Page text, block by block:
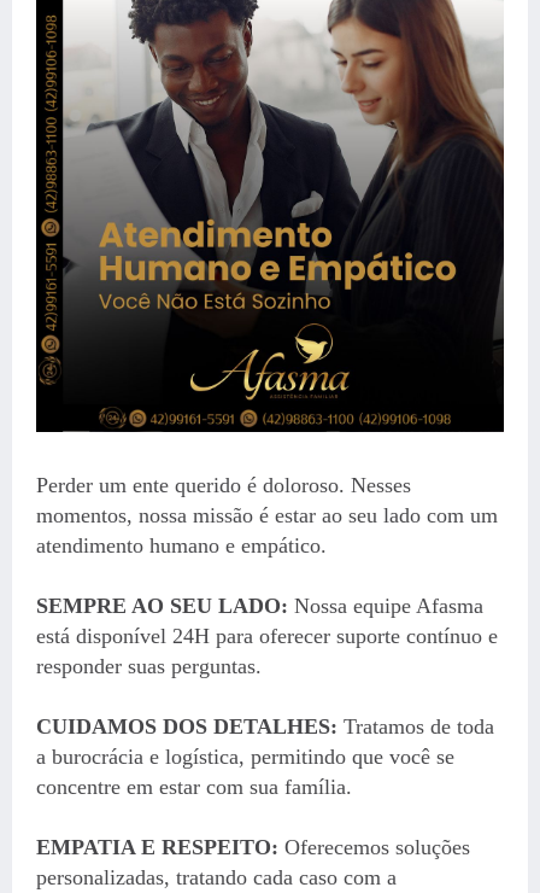
Perder um ente querido é doloroso. Nesses
momentos, nossa missão é estar ao seu lado com um
atendimento humano e empático.
SEMPRE AO SEU LADO: Nossa equipe Afasma
está disponível 24H para oferecer suporte contínuo e
responder suas perguntas.
CUIDAMOS DOS DETALHES: Tratamos de toda
a burocrácia e logística, permitindo que você se
concentre em estar com sua família.
EMPATIA E RESPEITO: Oferecemos soluções
personalizadas, tratando cada caso com a